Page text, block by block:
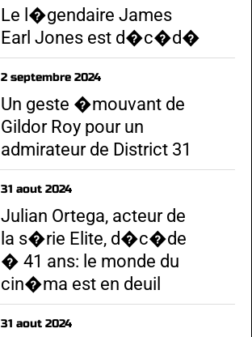
Le l�gendaire James
Earl Jones est d�c�d�
2 septembre 2024
Un geste �mouvant de
Gildor Roy pour un
admirateur de District 31
31 aout 2024
Julian Ortega, acteur de
la s�rie Elite, d�c�de
� 41 ans: le monde du
cin�ma est en deuil
31 aout 2024